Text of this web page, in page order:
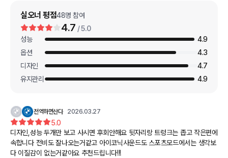
실오너 평점48명 참여
4.7 / 5.0
성능
4.9
옵션
4.3
디자인
4.7
유지관리
4.9
전역하면산다 2026.03.27
5.0
디자인,성능 두개만 보고 사시면 후회안해요 뒷자리랑 트렁크는 좁고 작은편에
속합니다 전비도 잘나오는거같고 아이코닉사운드도 스포츠모드에서는 생각보
다 이질감이 없는거같아요 추천드립니다!!!